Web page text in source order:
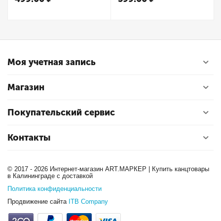
Моя учетная запись
Магазин
Покупательский сервис
Контакты
© 2017 - 2026 Интернет-магазин ART.МАРКЕР | Купить канцтовары
в Калининграде с доставкой
Политика конфиденциальности
Продвижение сайта ITB Company